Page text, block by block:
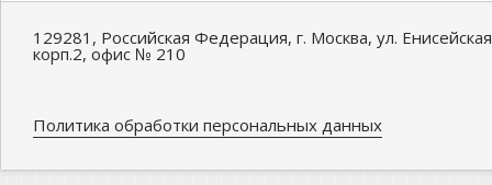
129281, Российская Федерация, г. Москва, ул.
корп.2, офис № 210
Политика обработки персональных данных